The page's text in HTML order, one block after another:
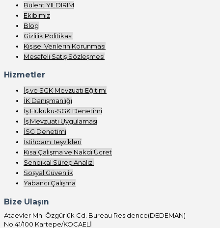
Bülent YILDIRIM
Ekibimiz
Blog
Gizlilik Politikası
Kişisel Verilerin Korunması
Mesafeli Satış Sözleşmesi
Hizmetler
İş ve SGK Mevzuatı Eğitimi
İK Danışmanlığı
İş Hukuku-SGK Denetimi
İş Mevzuatı Uygulaması
İSG Denetimi
İstihdam Teşvikleri
Kısa Çalışma ve Nakdi Ücret
Sendikal Süreç Analizi
Sosyal Güvenlik
Yabancı Çalışma
Bize Ulaşın
Ataevler Mh. Özgürlük Cd. Bureau Residence(DEDEMAN)
No:41/100 Kartepe/KOCAELİ